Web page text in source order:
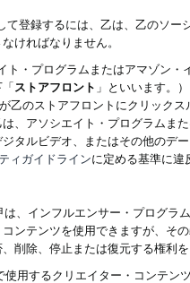
登録するには、乙は、乙のソー
ければなりません。
・プログラムまたはアマゾン・
ストアフロント 」といいます。
乙のストアフロントにクリック
は、アソシエイト・プログラム
タルビデオ、またはその他のデ
ィガイドラインに定める基準に違
、インフルエンサー・プログラ
ンテンツを使用できますが、そ
削除、停止または復元する権利
用するクリエイター・コンテン